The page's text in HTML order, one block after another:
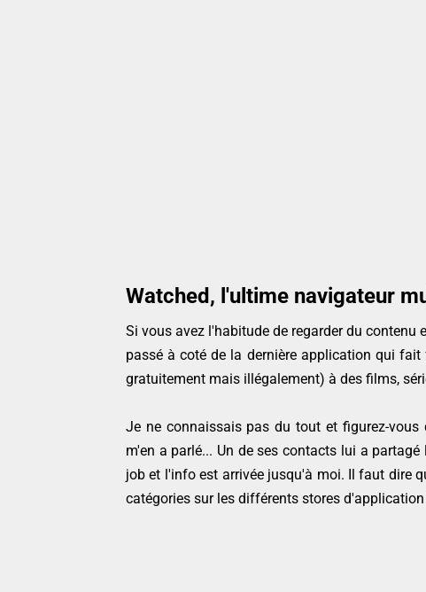
Watched, l'ultime navigateur
Si vous avez l'habitude de regarder du
passé à coté de la dernière application qui
gratuitement mais illégalement) à des films,
Je ne connaissais pas du tout et figurez-
m'en a parlé... Un de ses contacts lui a
job et l'info est arrivée jusqu'à moi. Il faut dire
catégories sur les différents stores d'application